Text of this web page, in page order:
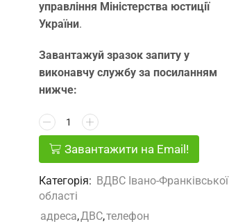
управління Міністерства юстиції
України.
Завантажуй зразок запиту у
виконавчу службу за посиланням
нижче:
Завантажити на Email!
Категорія: ВДВС Івано-Франківської
області
адреса,ДВС,телефон